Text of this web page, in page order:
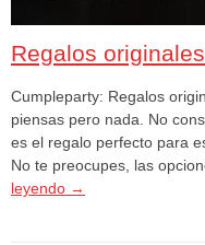
Regalos
Cumpleparty: Regalos
piensas pero nada. No
es el regalo perfecto para
No te preocupes, las
leyendo →